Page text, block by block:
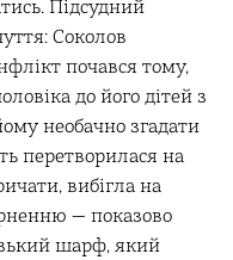
Підсудний
Соколов
почався тому,
до його дітей з
необачно згадати
перетворилася на
вибігла на
— показово
шарф, який